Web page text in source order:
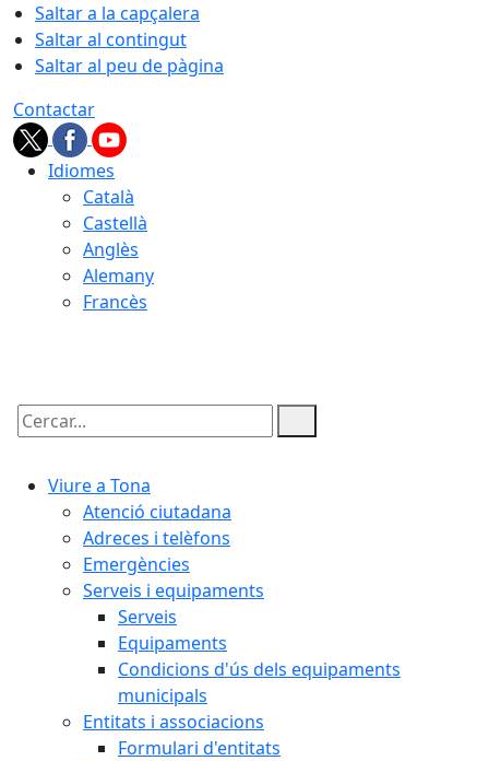
Saltar a la capçalera
Saltar al contingut
Saltar al peu de pàgina
Contactar
Idiomes
Català
Castellà
Anglès
Alemany
Francès
Cercar:
Viure a Tona
Atenció ciutadana
Adreces i telèfons
Emergències
Serveis i equipaments
Serveis
Equipaments
Condicions d'ús dels equipaments
municipals
Entitats i associacions
Formulari d'entitats